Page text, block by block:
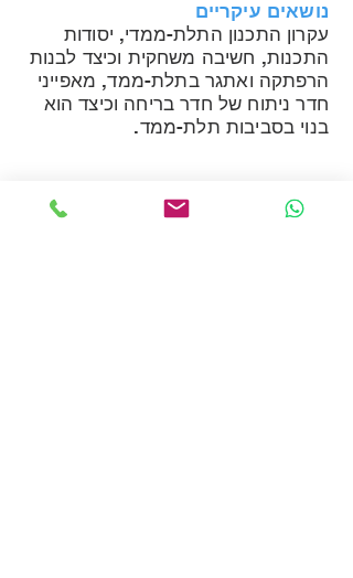
נושאים עיקריים
עקרון התכנון התלת-ממדי, יסודות
התכנות, חשיבה משחקית וכיצד לבנות
הרפתקה ואתגר בתלת-ממד, מאפייני
חדר ניתוח של חדר בריחה וכיצד הוא
בנוי בסביבות תלת-ממד.
צרו קשר